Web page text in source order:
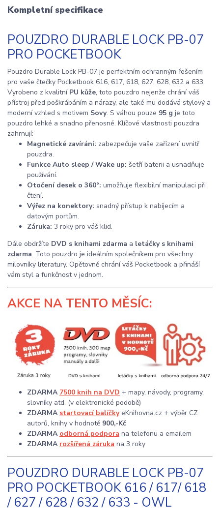
Kompletní specifikace
POUZDRO DURABLE LOCK PB-07
PRO POCKETBOOK
Pouzdro Durable Lock PB-07 je perfektním ochranným řešením
pro vaše čtečky Pocketbook 616, 617, 618, 627, 628, 632 a 633.
Vyrobeno z kvalitní PU kůže, toto pouzdro nejenže chrání váš
přístroj před poškrábáním a nárazy, ale také mu dodává stylový a
moderní vzhled s motivem Sovy. S váhou pouze 95 g je toto
pouzdro lehké a snadno přenosné. Klíčové vlastnosti pouzdra
zahrnují:
Magnetické zavírání: zabezpečuje vaše zařízení uvnitř
pouzdra.
Funkce Auto sleep / Wake up: šetří baterii a usnadňuje
používání.
Otočení desek o 360°: umožňuje flexibilní manipulaci při
čtení.
Výřez na konektory: snadný přístup k nabíjecím a
datovým portům.
Záruka: 3 roky pro váš klid.
Dále obdržíte DVD s knihami zdarma a letáčky s knihami
zdarma. Toto pouzdro je ideálním společníkem pro všechny
milovníky literatury. Opětovně chrání váš Pocketbook a přináší
vám styl a funkčnost v jednom.
AKCE NA TENTO MĚSÍC:
ZDARMA 7500 knih na DVD + mapy, návody, programy,
slovníky atd. (v elektronické podobě)
ZDARMA startovací balíčkyeKnihovna.cz + výběr CZ
autorů, knihy v hodnotě 900,-Kč
ZDARMA odborná podpora na telefonu a emailem
ZDARMA rozšířená záruka na 3 roky
POUZDRO DURABLE LOCK PB-07
PRO POCKETBOOK 616 / 617/ 618
/ 627 / 628 / 632 / 633 - OWL